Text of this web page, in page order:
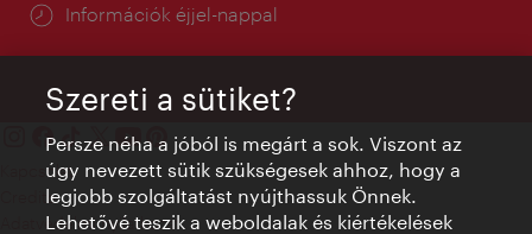
Információk éjjel-nappal
Kapcsolat
Credits
Adatvédelmi nyilatkozat
Szereti a sütiket?
Persze néha a jóból is megárt a sok. Viszont az
úgy nevezett sütik szükségesek ahhoz, hogy a
legjobb szolgáltatást nyújthassuk Önnek.
Lehetővé teszik a weboldalak és kiértékelések